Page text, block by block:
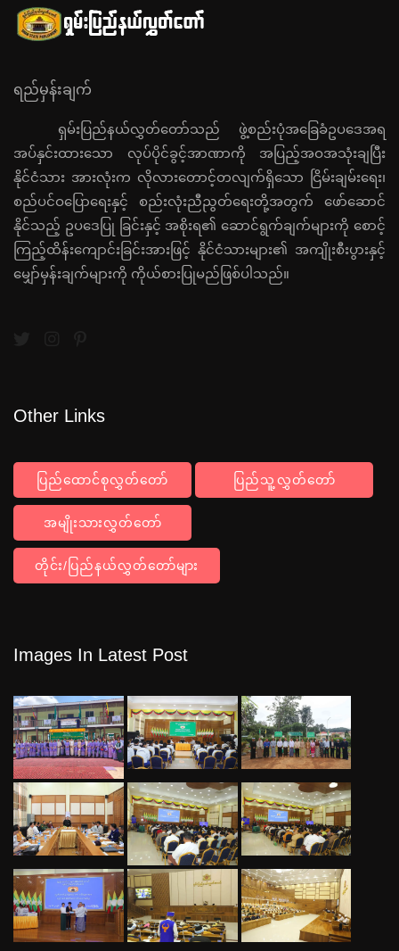
ရည်မှန်းချက်
ရှမ်းပြည်နယ်လွှတ်တော်သည် ဖွဲ့စည်းပုံအခြေခံဥပဒေအရ
အပ်နှင်းထားသော လုပ်ပိုင်ခွင့်အာဏာကို အပြည့်အဝအသုံးချပြီး
နိုင်ငံသား အားလုံးက လိုလားတောင့်တလျက်ရှိသော ငြိမ်းချမ်းရေး၊
စည်ပင်ဝပြောရေးနှင့် စည်းလုံးညီညွတ်ရေးတို့အတွက် ဖော်ဆောင်
နိုင်သည့် ဥပဒေပြု ခြင်းနှင့် အစိုးရ၏ ဆောင်ရွက်ချက်များကို စောင့်
ကြည့်ထိန်းကျောင်းခြင်းအားဖြင့် နိုင်ငံသားများ၏ အကျိုးစီးပွားနှင့်
မျှော်မှန်းချက်များကို ကိုယ်စားပြုမည်ဖြစ်ပါသည်။
Other Links
ပြည်ထောင်စုလွှတ်တော် ပြည်သူ့လွှတ်တော်
အမျိုးသားလွှတ်တော်
တိုင်း/ပြည်နယ်လွှတ်တော်များ
Images In Latest Post